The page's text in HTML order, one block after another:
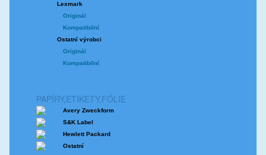
Lexmark
Originál
Kompatibilní
Ostatní výrobci
Originál
Kompatibilní
PAPÍRY,ETIKETY,FÓLIE
Avery Zweckform
S&K Label
Hewlett Packard
Ostatní